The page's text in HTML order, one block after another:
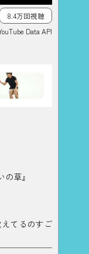
8.4万回視聴
Data API
草』
てるのすご